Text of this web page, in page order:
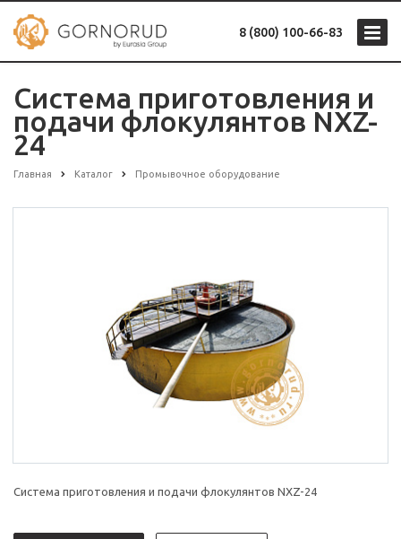
8 (800) 100-66-83
Система приготовления и
подачи флокулянтов NXZ-
24
Главная Каталог Промывочное оборудование
Система приготовления и подачи флокулянтов NXZ-24